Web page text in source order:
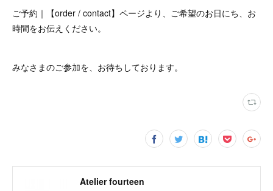
ご予約｜【order / contact】ページより、ご希望のお日にち、お
時間をお伝えください。
みなさまのご参加を、お待ちしております。
Atelier fourteen